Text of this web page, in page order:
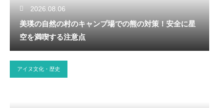
2026.08.06
美瑛の自然の村のキャンプ場での熊の対策！安全に星
空を満喫する注意点
アイヌ文化・歴史